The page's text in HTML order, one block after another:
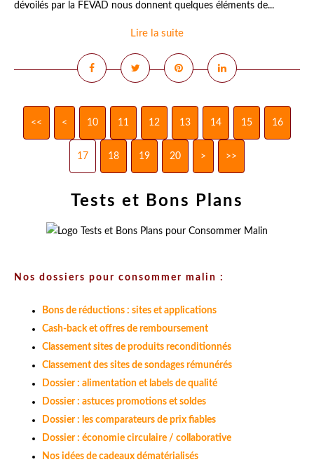
dévoilés par la FEVAD nous donnent quelques éléments de...
Lire la suite
<< < 10 11 12 13 14 15 16
17 18 19 20 > >>
Tests et Bons Plans
Nos dossiers pour consommer malin :
Bons de réductions : sites et applications
Cash-back et offres de remboursement
Classement sites de produits reconditionnés
Classement des sites de sondages rémunérés
Dossier : alimentation et labels de qualité
Dossier : astuces promotions et soldes
Dossier : les comparateurs de prix fiables
Dossier : économie circulaire / collaborative
Nos idées de cadeaux dématérialisés